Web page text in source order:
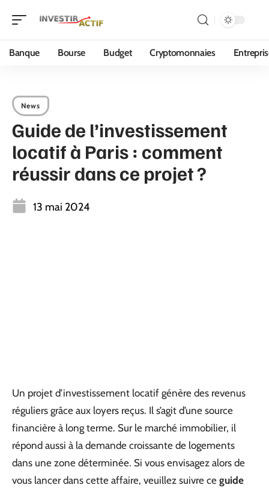
Banque Bourse Budget Cryptomonnaies
News
Guide de l’investissement
locatif à Paris : comment
réussir dans ce projet ?
13 mai 2024
Un projet d’investissement locatif génère des revenus
réguliers grâce aux loyers reçus. Il s’agit d’une source
financière à long terme. Sur le marché immobilier, il
répond aussi à la demande croissante de logements
dans une zone déterminée. Si vous envisagez alors de
vous lancer dans cette affaire, veuillez suivre ce guide